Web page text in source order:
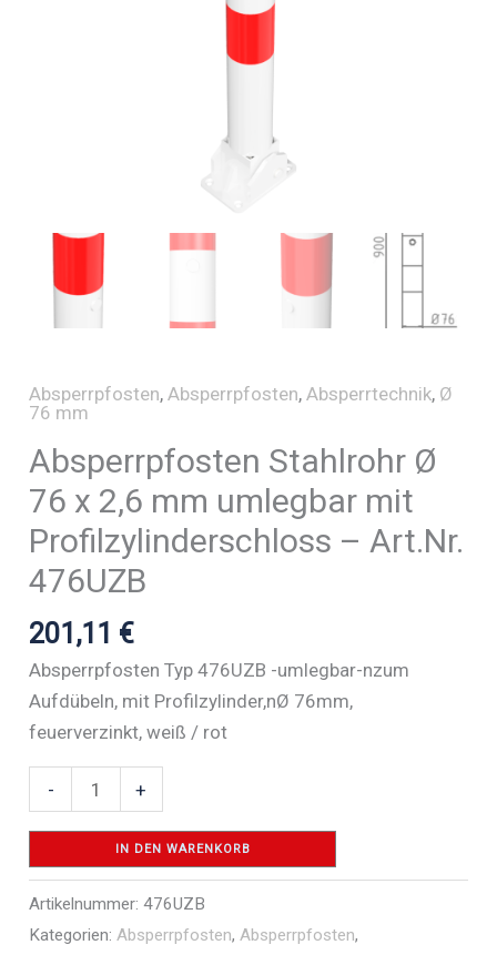
Absperrpfosten,Absperrpfosten,Absperrtechnik, Ø
76 mm
Absperrpfosten Stahlrohr Ø
76 x 2,6 mm umlegbar mit
Profilzylinderschloss – Art.Nr.
476UZB
201,11 €
Absperrpfosten Typ 476UZB -umlegbar-nzum
Aufdübeln, mit Profilzylinder,nØ 76mm,
feuerverzinkt, weiß / rot
-
Absperrpfosten
Stahlrohr
76
x
2,6
+
IN DEN WARENKORB
Artikelnummer:476UZB
Kategorien:Absperrpfosten,Absperrpfosten,